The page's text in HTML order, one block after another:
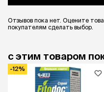
Отзывов пока нет. Оцените
покупателям сделать выбор.
с этим товаром
-12%